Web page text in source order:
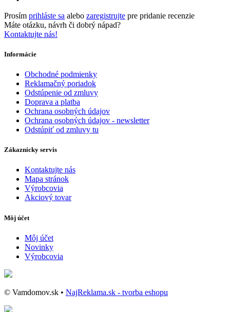
Prosím prihláste sa alebo zaregistrujte pre pridanie recenzie
Máte otázku, návrh či dobrý nápad?
Kontaktujte nás!
Informácie
Obchodné podmienky
Reklamačný poriadok
Odstúpenie od zmluvy
Doprava a platba
Ochrana osobných údajov
Ochrana osobných údajov - newsletter
Odstúpiť od zmluvy tu
Zákaznícky servis
Kontaktujte nás
Mapa stránok
Výrobcovia
Akciový tovar
Môj účet
Môj účet
Novinky
Výrobcovia
© Vamdomov.sk • NajReklama.sk - tvorba eshopu